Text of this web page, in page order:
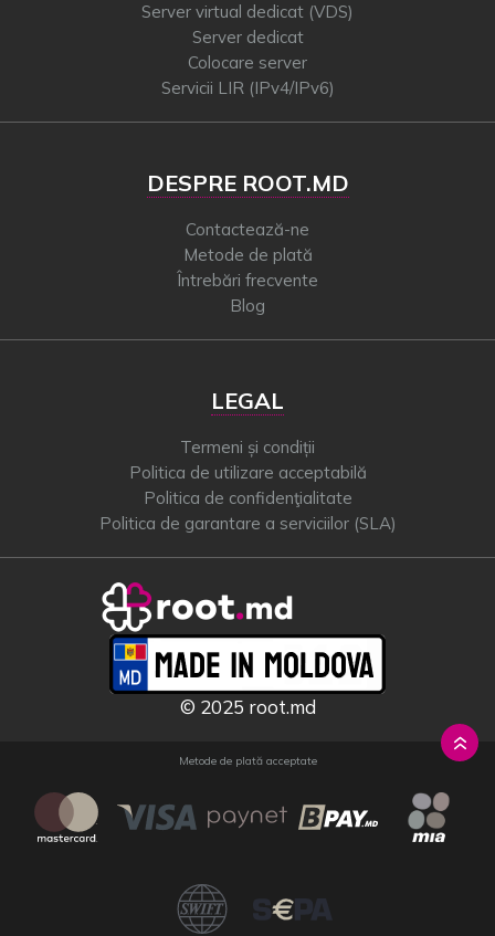
Server virtual dedicat (VDS)
Server dedicat
Colocare server
Servicii LIR (IPv4/IPv6)
DESPRE ROOT.MD
Contactează-ne
Metode de plată
Întrebări frecvente
Blog
LEGAL
Termeni și condiții
Politica de utilizare acceptabilă
Politica de confidenţialitate
Politica de garantare a serviciilor (SLA)
© 2025 root.md
Metode de plată acceptate